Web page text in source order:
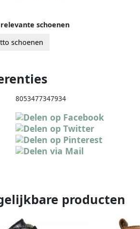
schoenen
schoenen
8053477347934
producten